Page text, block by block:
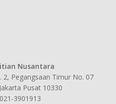
Nusantara
2, Pegangsaan Timur No. 07
Pusat 10330
3901913